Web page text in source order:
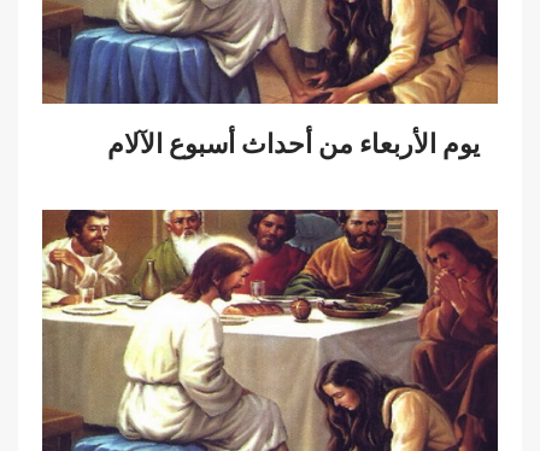
يوم الأربعاء من أحداث أسبوع الآلام